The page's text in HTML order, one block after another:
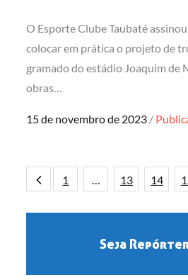
O Esporte Clube Taubaté
colocar em prática o projeto de
gramado do estádio Joaquim de
obras…
Posted
15 de novembro de 2023
Paginação
posts
1 … 13 14
Seja